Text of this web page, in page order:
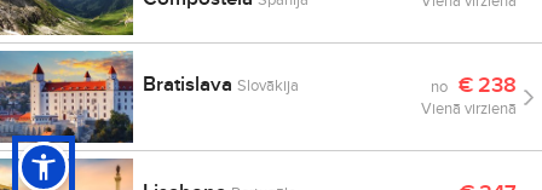
BratislavaSlovākija no € 238
Vienā virzienā